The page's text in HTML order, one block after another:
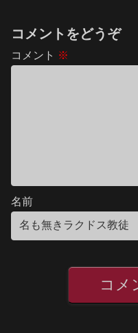
コメントをどうぞ
コメント ※
名前